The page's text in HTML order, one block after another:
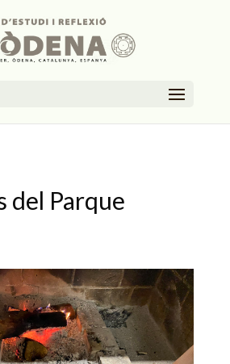
del Parque